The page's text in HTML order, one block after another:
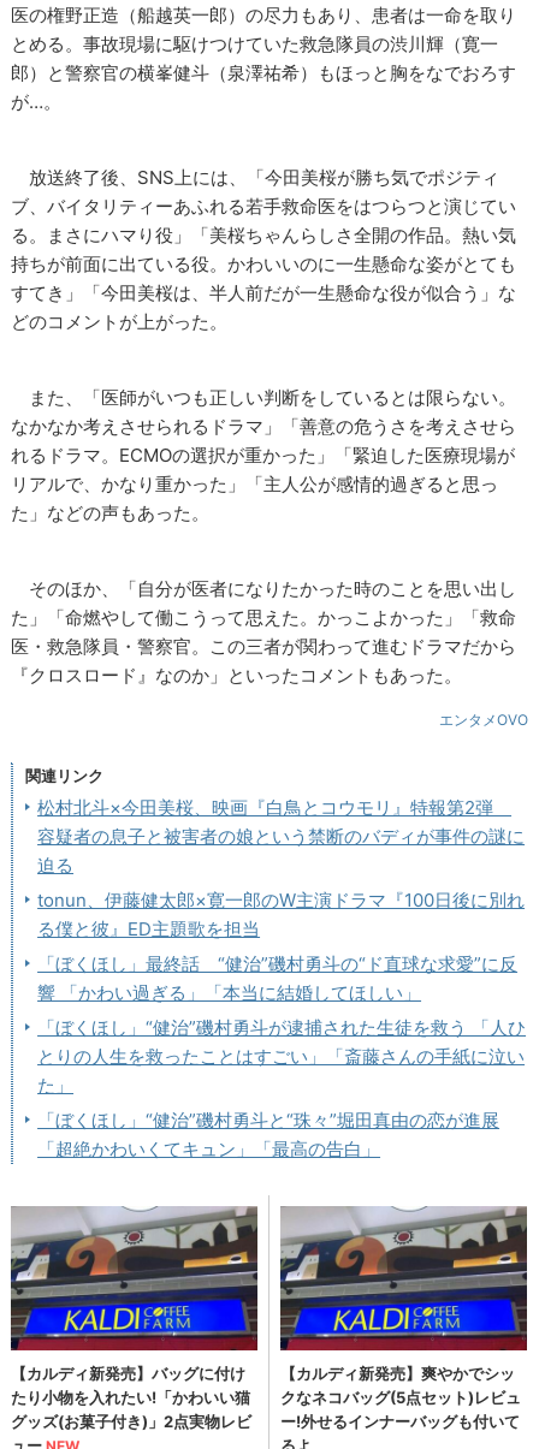
医の権野正造（船越英一郎）の尽力もあり、患者は一命を取り
とめる。事故現場に駆けつけていた救急隊員の渋川輝（寛一
郎）と警察官の横峯健斗（泉澤祐希）もほっと胸をなでおろす
が…。
放送終了後、SNS上には、「今田美桜が勝ち気でポジティ
ブ、バイタリティーあふれる若手救命医をはつらつと演じてい
る。まさにハマり役」「美桜ちゃんらしさ全開の作品。熱い気
持ちが前面に出ている役。かわいいのに一生懸命な姿がとても
すてき」「今田美桜は、半人前だが一生懸命な役が似合う」な
どのコメントが上がった。
また、「医師がいつも正しい判断をしているとは限らない。
なかなか考えさせられるドラマ」「善意の危うさを考えさせら
れるドラマ。ECMOの選択が重かった」「緊迫した医療現場が
リアルで、かなり重かった」「主人公が感情的過ぎると思っ
た」などの声もあった。
そのほか、「自分が医者になりたかった時のことを思い出し
た」「命燃やして働こうって思えた。かっこよかった」「救命
医・救急隊員・警察官。この三者が関わって進むドラマだから
『クロスロード』なのか」といったコメントもあった。
エンタメOVO
関連リンク
松村北斗×今田美桜、映画『白鳥とコウモリ』特報第2弾
容疑者の息子と被害者の娘という禁断のバディが事件の謎に
迫る
tonun、伊藤健太郎×寛一郎のW主演ドラマ『100日後に別れ
る僕と彼』ED主題歌を担当
「ぼくほし」最終話 “健治”磯村勇斗の“ド直球な求愛”に反
響 「かわい過ぎる」「本当に結婚してほしい」
「ぼくほし」“健治”磯村勇斗が逮捕された生徒を救う 「人ひ
とりの人生を救ったことはすごい」「斎藤さんの手紙に泣い
た」
「ぼくほし」“健治”磯村勇斗と“珠々”堀田真由の恋が進展
「超絶かわいくてキュン」「最高の告白」